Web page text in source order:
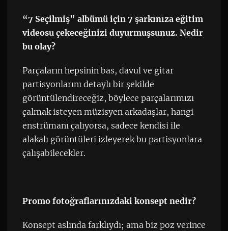
“7 Seçilmiş” albümü için 7 şarkınıza eğitim
videosu çekeceğinizi duyurmuşsunuz. Nedir
bu olay?
Parçaların hepsinin bas, davul ve gitar
partisyonlarını detaylı bir şekilde
görüntülendireceğiz, böylece parçalarımızı
çalmak isteyen müzisyen arkadaşlar, hangi
enstrümanı çalıyorsa, sadece kendisi ile
alakalı görüntüleri izleyerek bu partisyonlara
çalışabilecekler.
Promo fotoğraflarınızdaki konsept nedir?
Konsept aslında farklıydı; ama biz poz verince